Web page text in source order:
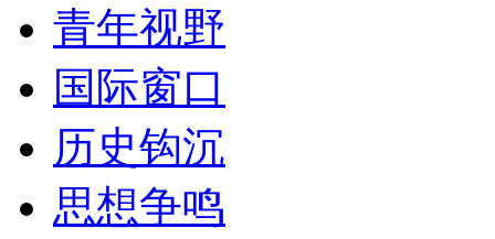
青年视野
国际窗口
历史钩沉
思想争鸣